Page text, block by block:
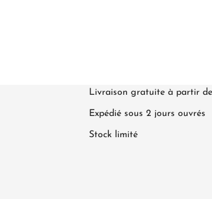
Livraison gratuite à partir
Expédié sous 2 jours ouvrés
Stock limité